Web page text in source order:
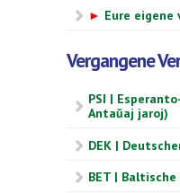
► Eure
Vergangene
PSI |
Antaŭaj jaroj)
DEK |
BET |